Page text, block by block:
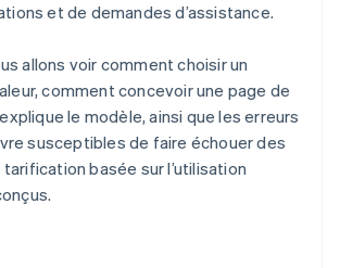
et de demandes d’assistance.
allons voir comment choisir un
comment concevoir une page de
le modèle, ainsi que les erreurs
susceptibles de faire échouer des
basée sur l’utilisation